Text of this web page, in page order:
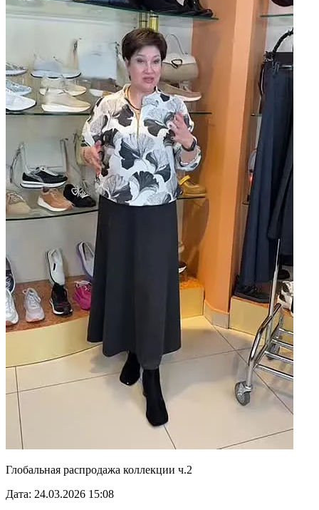
Глобальная распродажа коллекции ч.2
Дата: 24.03.2026 15:08